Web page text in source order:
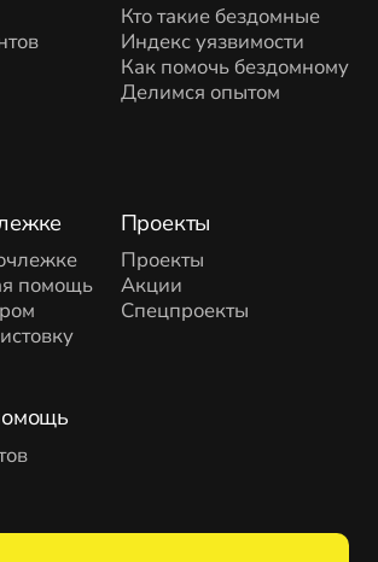
помощь
Проекты
Проекты
Акции
Спецпроекты
Кто такие бездомные
Индекс уязвимости
Как помочь бездомному
Делимся опытом